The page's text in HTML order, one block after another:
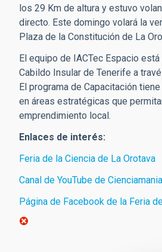
los 29 Km de altura y estuvo
directo. Este domingo volará la
Plaza de la Constitución de La
El equipo de IACTec Espacio
Cabildo Insular de Tenerife a
El programa de Capacitación
en áreas estratégicas que
emprendimiento local.
Enlaces de interés:
Feria de la Ciencia de La Orotava
Canal de YouTube de Cienciamania
Página de Facebook de la Feria